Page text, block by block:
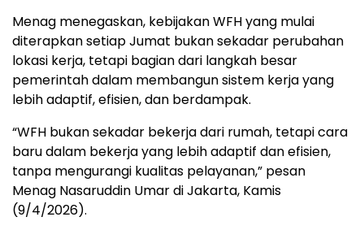
Menag menegaskan, kebijakan WFH yang mulai
diterapkan setiap Jumat bukan sekadar perubahan
lokasi kerja, tetapi bagian dari langkah besar
pemerintah dalam membangun sistem kerja yang
lebih adaptif, efisien, dan berdampak.
“WFH bukan sekadar bekerja dari rumah, tetapi cara
baru dalam bekerja yang lebih adaptif dan efisien,
tanpa mengurangi kualitas pelayanan,” pesan
Menag Nasaruddin Umar di Jakarta, Kamis
(9/4/2026).